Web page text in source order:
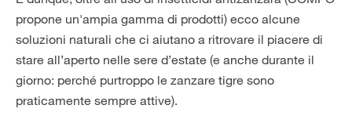
propone un'ampia gamma di prodotti) ecco alcune
soluzioni naturali che ci aiutano a ritrovare il piacere di
stare all’aperto nelle sere d’estate (e anche durante il
giorno: perché purtroppo le zanzare tigre sono
praticamente sempre attive).